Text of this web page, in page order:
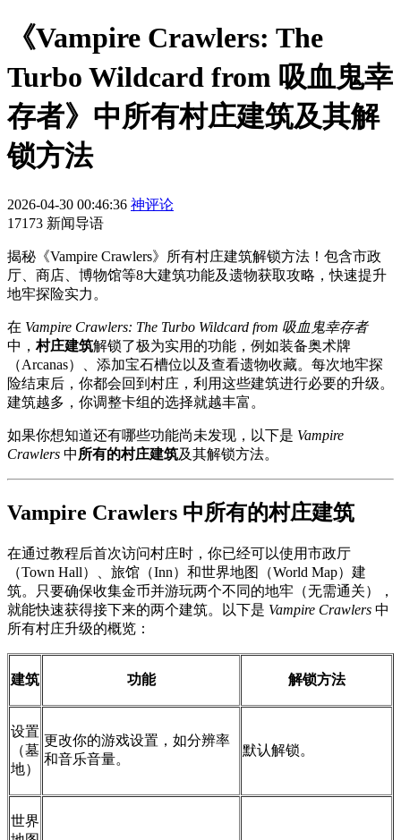
《Vampire Crawlers: The
Turbo Wildcard from 吸血鬼幸
存者》中所有村庄建筑及其解
锁方法
2026-04-30 00:46:36 神评论
17173 新闻导语
揭秘《Vampire Crawlers》所有村庄建筑解锁方法！包含市政
厅、商店、博物馆等8大建筑功能及遗物获取攻略，快速提升
地牢探险实力。
在 Vampire Crawlers: The Turbo Wildcard from 吸血鬼幸存者
中，村庄建筑解锁了极为实用的功能，例如装备奥术牌
（Arcanas）、添加宝石槽位以及查看遗物收藏。每次地牢探
险结束后，你都会回到村庄，利用这些建筑进行必要的升级。
建筑越多，你调整卡组的选择就越丰富。
如果你想知道还有哪些功能尚未发现，以下是 Vampire
Crawlers 中所有的村庄建筑及其解锁方法。
Vampire Crawlers 中所有的村庄建筑
在通过教程后首次访问村庄时，你已经可以使用市政厅
（Town Hall）、旅馆（Inn）和世界地图（World Map）建
筑。只要确保收集金币并游玩两个不同的地牢（无需通关），
就能快速获得接下来的两个建筑。以下是 Vampire Crawlers 中
所有村庄升级的概览：
建筑 功能 解锁方法
设置
（墓
地）
更改你的游戏设置，如分辨率
和音乐音量。
默认解锁。
世界